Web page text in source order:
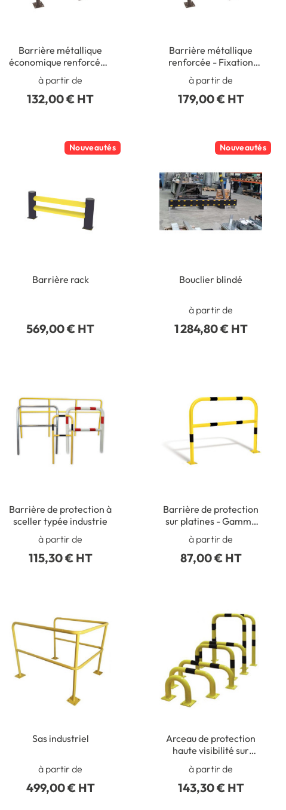
Barrière métallique
économique renforcée -
Fixation platines
à partir de
132,00 € HT
Barrière métallique
renforcée - Fixation
platines
à partir de
179,00 € HT
Nouveautés
Barrière rack
569,00 € HT
Nouveautés
Bouclier blindé
à partir de
1 284,80 € HT
Barrière de protection à
sceller typée industrie
à partir de
115,30 € HT
Barrière de protection
sur platines - Gamme
à partir de
87,00 € HT
Sas industriel
à partir de
499,00 € HT
Arceau de protection
haute visibilité sur
platines - Gamme
Standard
à partir de
143,30 € HT